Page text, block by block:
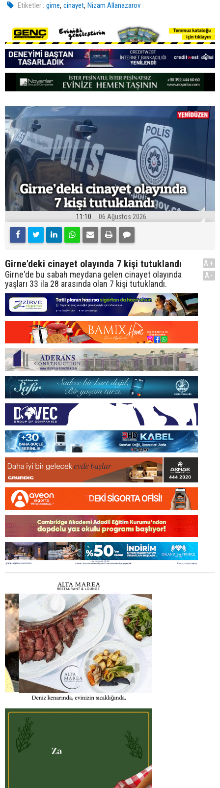
Etiketler : girne,cinayet,Nizam Allanazarov
11:10 06 Ağustos 2026
Girne'deki cinayet olayında 7 kişi tutuklandı
Girne'de bu sabah meydana gelen cinayet olayında
yaşları 33 ila 28 arasında olan 7 kişi tutuklandı.
A+
A-